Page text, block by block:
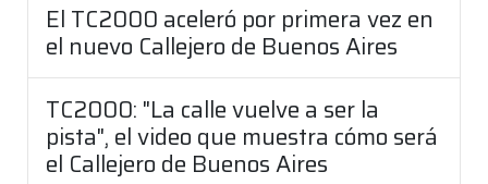
El TC2000 aceleró por primera vez en
el nuevo Callejero de Buenos Aires
TC2000: "La calle vuelve a ser la
pista", el video que muestra cómo será
el Callejero de Buenos Aires